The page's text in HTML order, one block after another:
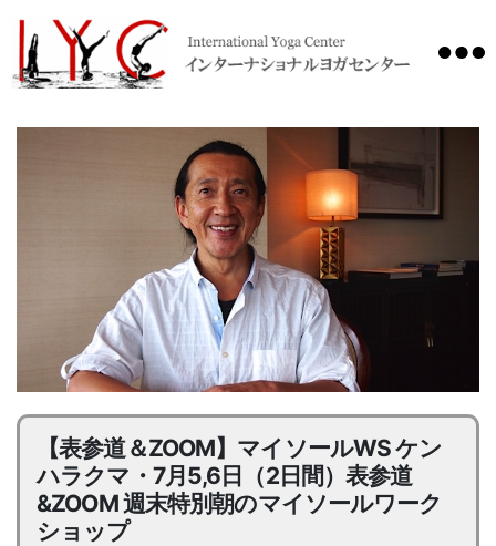
【表参道＆ZOOM】マイソールWS ケン
ハラクマ・7月5,6日（2日間）表参道
&ZOOM 週末特別朝のマイソールワーク
ショップ